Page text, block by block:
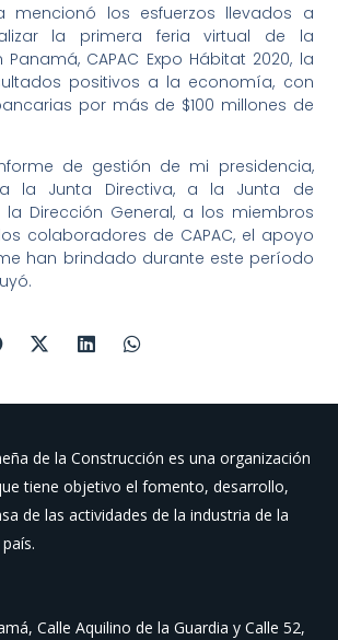
mencionó los esfuerzos llevados a
la primera feria virtual de la
CAPAC Expo Hábitat 2020, la
positivos a la economía, con
por más de $100 millones de
de gestión de mi presidencia,
la Junta Directiva, a la Junta de
la Dirección General, a los miembros
colaboradores de CAPAC, el apoyo
han brindado durante este período
de la Construcción es una organización
tiene objetivo el fomento, desarrollo,
de las actividades de la industria de la
Calle Aquilino de la Guardia y Calle 52,